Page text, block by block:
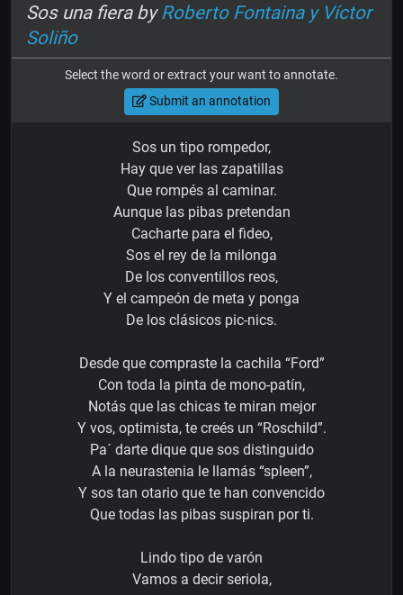
Sos una fiera byRoberto Fontaina y Víctor
Soliño
Select the word or extract your want to annotate.
Submit an annotation
Sos un tipo rompedor,
Hay que ver las zapatillas
Que rompés al caminar.
Aunque las pibas pretendan
Cacharte para el fideo,
Sos el rey de la milonga
De los conventillos reos,
Y el campeón de meta y ponga
De los clásicos pic-nics.
Desde que compraste la cachila “Ford”
Con toda la pinta de mono-patín,
Notás que las chicas te miran mejor
Y vos, optimista, te creés un “Roschild”.
Pa´ darte dique que sos distinguido
A la neurastenia le llamás “spleen”,
Y sos tan otario que te han convencido
Que todas las pibas suspiran por ti.
Lindo tipo de varón
Vamos a decir seriola,